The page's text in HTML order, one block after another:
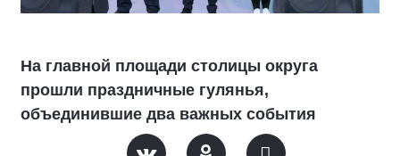
На главной площади столицы округа
прошли праздничные гулянья,
объединившие два важных события